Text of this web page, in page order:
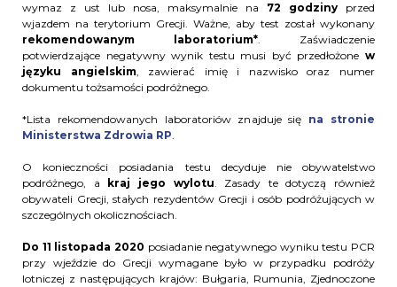
wymaz z ust lub nosa, maksymalnie na 72 godziny przed
wjazdem na terytorium Grecji. Ważne, aby test został wykonany
rekomendowanym laboratorium*. Zaświadczenie
potwierdzające negatywny wynik testu musi być przedłożone w
języku angielskim, zawierać imię i nazwisko oraz numer
dokumentu tożsamości podróżnego.
*Lista rekomendowanych laboratoriów znajduje się na stronie
Ministerstwa Zdrowia RP.
O konieczności posiadania testu decyduje nie obywatelstwo
podróżnego, a
kraj jego wylotu. Zasady te dotyczą również
obywateli Grecji, stałych rezydentów Grecji i osób podróżujących w
szczególnych okolicznościach.
Do 11 listopada 2020 posiadanie negatywnego wyniku testu PCR
przy wjeździe do Grecji wymagane było w przypadku podróży
lotniczej z następujących krajów: Bułgaria, Rumunia, Zjednoczone